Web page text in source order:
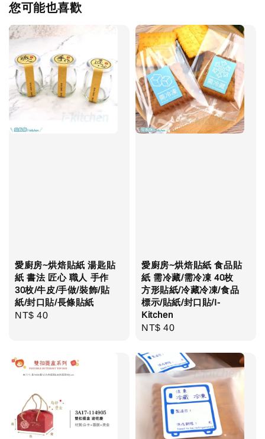
您可能也喜歡
愛廚房~烘焙貼紙 湯匙貼
紙 書法 匠心 職人 手作
30枚/牛皮/手做/裝飾/貼
紙/封口貼/長條貼紙
Regular
NT$ 40
愛廚房~烘焙貼紙 食品貼
紙 需冷藏/需冷凍 40枚
方形貼紙/冷藏冷凍/食品
標示/貼紙/封口貼/I-
Kitchen
Regular
NT$ 40